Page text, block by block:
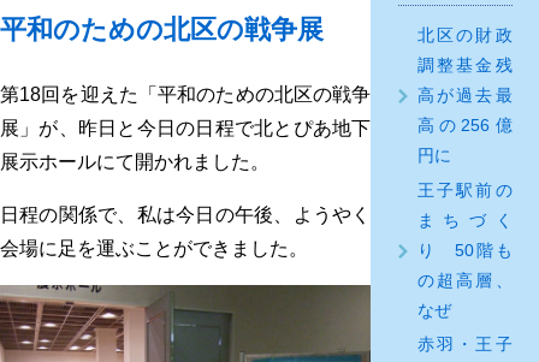
平和のための北区の戦争展
第18回を迎えた「平和のための北区の戦争
展」が、昨日と今日の日程で北とぴあ地下
展示ホールにて開かれました。
日程の関係で、私は今日の午後、ようやく
会場に足を運ぶことができました。
北区の財政
調整基金残
高が過去最
高の256億
円に
王子駅前の
まちづく
り 50階も
の超高層、
なぜ
赤羽・王子